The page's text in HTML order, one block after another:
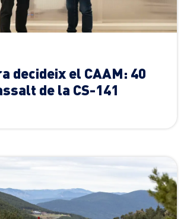
decideix el CAAM: 40
de la CS-141